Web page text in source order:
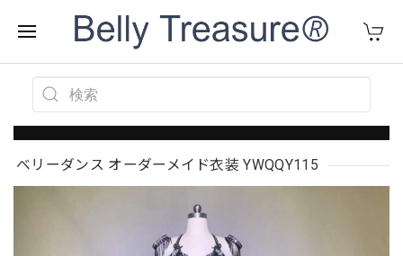
ベリーダンス オーダーメイド衣装 YWQQY115